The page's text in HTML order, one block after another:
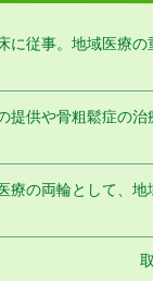
に従事。地域医療
供や骨粗鬆症の治
療の両輪として、